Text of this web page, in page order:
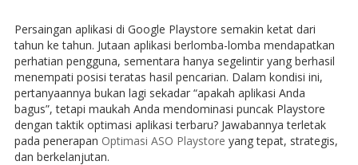
Persaingan aplikasi di Google Playstore semakin ketat dari
tahun ke tahun. Jutaan aplikasi berlomba-lomba mendapatkan
perhatian pengguna, sementara hanya segelintir yang berhasil
menempati posisi teratas hasil pencarian. Dalam kondisi ini,
pertanyaannya bukan lagi sekadar “apakah aplikasi Anda
bagus”, tetapi maukah Anda mendominasi puncak Playstore
dengan taktik optimasi aplikasi terbaru? Jawabannya terletak
pada penerapan Optimasi ASO Playstore yang tepat, strategis,
dan berkelanjutan.